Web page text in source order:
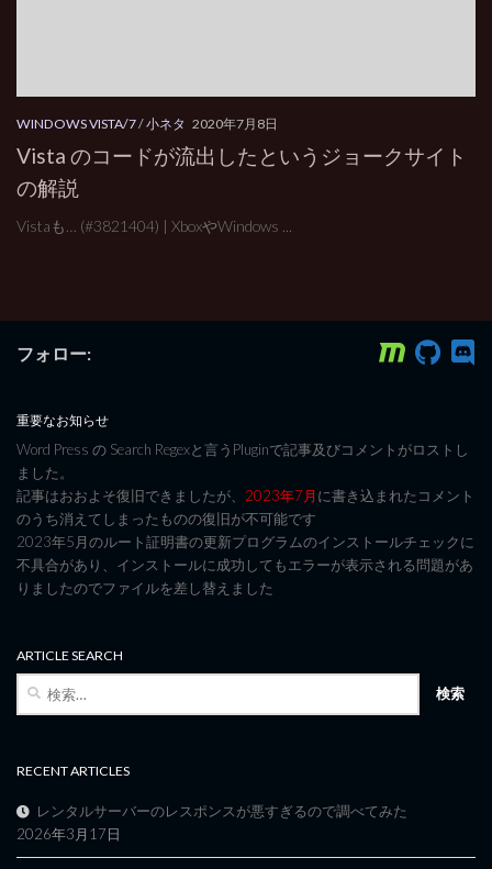
WINDOWS VISTA/7/小ネタ 2020年7月8日
Vista のコードが流出したというジョークサイト
の解説
Vistaも… (#3821404) | XboxやWindows ...
フォロー:
重要なお知らせ
Word Press の Search Regexと言うPluginで記事及びコメントがロストし
ました。
記事はおおよそ復旧できましたが、 2023年7月に書き込まれたコメント
のうち消えてしまったものの復旧が不可能です
2023年5月のルート証明書の更新プログラムのインストールチェックに
不具合があり、インストールに成功してもエラーが表示される問題があ
りましたのでファイルを差し替えました
ARTICLE SEARCH
RECENT ARTICLES
レンタルサーバーのレスポンスが悪すぎるので調べてみた
2026年3月17日